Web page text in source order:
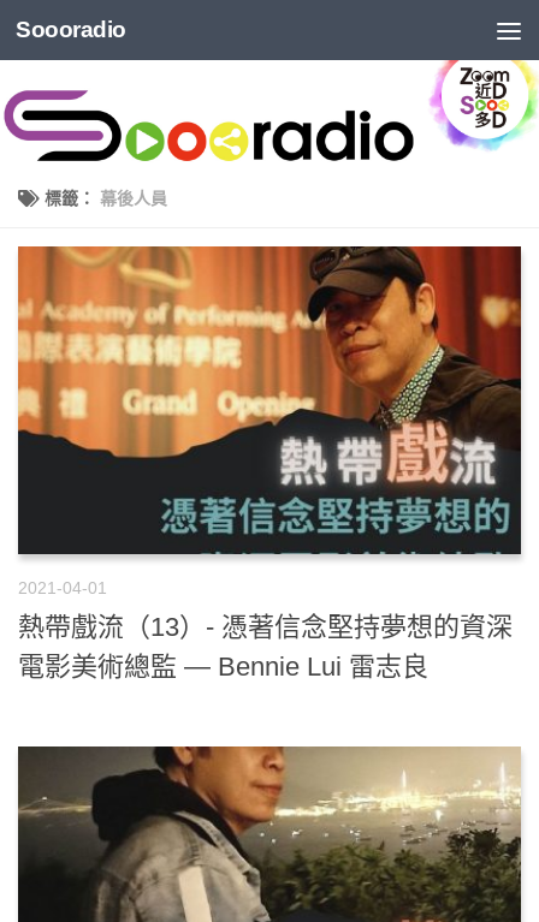
Soooradio
標籤： 幕後人員
2021-04-01
熱帶戲流（13）- 憑著信念堅持夢想的資深
電影美術總監 — Bennie Lui 雷志良